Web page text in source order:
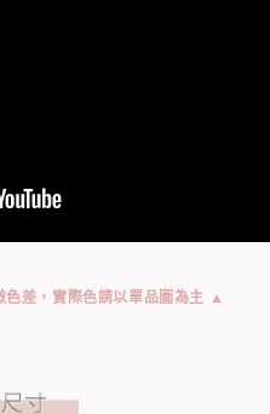
差，實際色請以單品圖為主 ▲